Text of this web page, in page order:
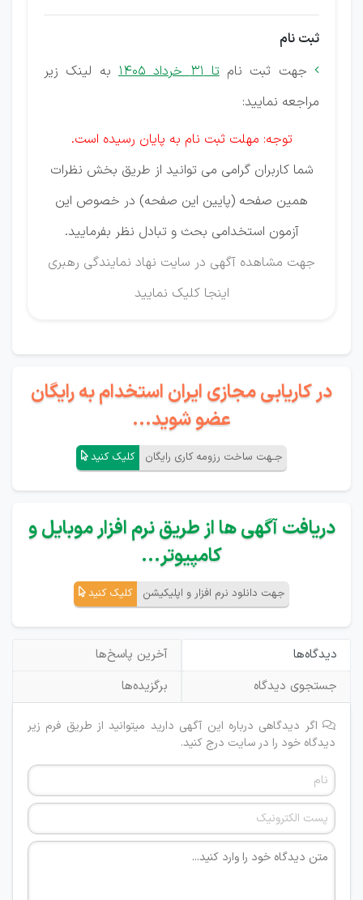
ثبت نام
جهت ثبت نامتا 31 خرداد 1405
به لینک زیر
مراجعه نمایید:
توجه: مهلت ثبت نام به پایان رسیده است.
شما کاربران گرامی می توانید از طریق بخش نظرات
همین صفحه (پایین این صفحه) در خصوص این
آزمون استخدامی بحث و تبادل نظر بفرمایید.
جهت مشاهده آگهی در سایت نهاد نمایندگی رهبری
اینجا کلیک نمایید
در کاریابی مجازی ایران استخدام به رایگان
عضو شوید...
جـهت ساخت رزومه کاری رایگان کلیک کنید
دریافت آگهی ها از طریق نرم افزار موبایل و
کامپیوتر...
جهت دانلود نرم افزار و اپلیکیشن کلیک کنید
دیدگاه‌ها
آخرین پاسخ‌ها
جستجوی دیدگاه
برگزیده‌ها
اگر دیدگاهی درباره این آگهی دارید میتوانید از طریق فرم زیر
دیدگاه خود را در سایت درج کنید.